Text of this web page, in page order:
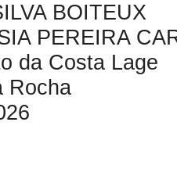
BOITEUX
PEREIRA
da Costa Lage
Rocha